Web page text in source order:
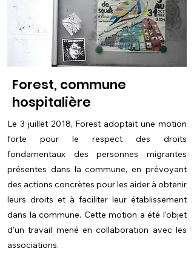
Forest, commune
hospitalière
Le 3 juillet 2018, Forest adoptait une motion
forte pour le respect des droits
fondamentaux des personnes migrantes
présentes dans la commune, en prévoyant
des actions concrètes pour les aider à obtenir
leurs droits et à faciliter leur établissement
dans la commune. Cette motion a été l'objet
d'un travail mené en collaboration avec les
associations.